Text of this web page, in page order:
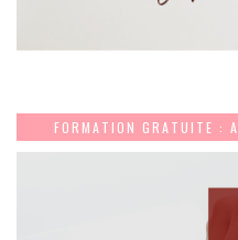
FORMATION GRATUITE :